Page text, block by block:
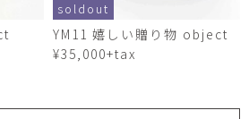
soldout
YM11 嬉しい贈り物 object
¥35,000+tax